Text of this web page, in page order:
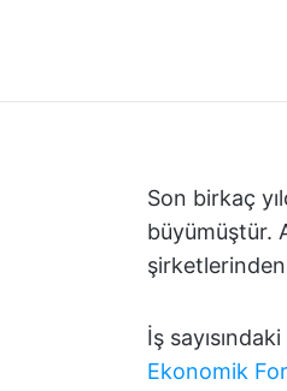
Son birkaç
büyümüştür.
İş
Ekonomik